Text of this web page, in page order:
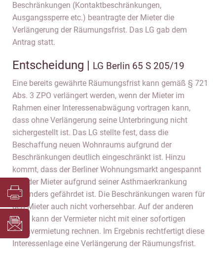
Beschränkungen (Kontaktbeschränkungen,
Ausgangssperre etc.) beantragte der Mieter die
Verlängerung der Räumungsfrist. Das LG gab dem
Antrag statt.
Entscheidung | LG Berlin 65 S 205/19
Eine bereits gewährte Räumungsfrist kann gemäß § 721
Abs. 3 ZPO verlängert werden, wenn der Mieter im
Rahmen einer Interessenabwägung vortragen kann,
dass ohne Verlängerung seine Unterbringung nicht
sichergestellt ist. Das LG stellte fest, dass die
Beschaffung neuen Wohnraums aufgrund der
Beschränkungen deutlich eingeschränkt ist. Hinzu
kommt, dass der Berliner Wohnungsmarkt angespannt
und der Mieter aufgrund seiner Asthmaerkrankung
besonders gefährdet ist. Die Beschränkungen waren für
den Mieter auch nicht vorhersehbar. Auf der anderen
Seite kann der Vermieter nicht mit einer sofortigen
Nachvermietung rechnen. Im Ergebnis rechtfertigt diese
Interessenlage eine Verlängerung der Räumungsfrist.